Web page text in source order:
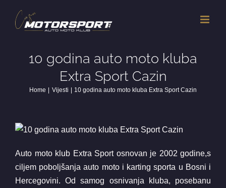
content
10 godina auto moto kluba
Extra Sport Cazin
Home Vijesti 10 godina auto moto kluba Extra Sport Cazin
Auto moto klub Extra Sport osnovan je 2002 godine,s
ciljem poboljšanja auto moto i karting sporta u Bosni i
Hercegovini. Od samog osnivanja kluba, posebanu